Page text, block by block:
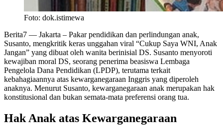
Foto: dok.istimewa
Berita7 — Jakarta – Pakar pendidikan dan perlindungan anak,
Susanto, mengkritik keras unggahan viral “Cukup Saya WNI, Anak
Jangan” yang dibuat oleh wanita berinisial DS. Susanto menyoroti
kewajiban moral DS, seorang penerima beasiswa Lembaga
Pengelola Dana Pendidikan (LPDP), terutama terkait
kebahagiaannya atas kewarganegaraan Inggris yang diperoleh
anaknya. Menurut Susanto, kewarganegaraan anak merupakan hak
konstitusional dan bukan semata-mata preferensi orang tua.
Hak Anak atas Kewarganegaraan